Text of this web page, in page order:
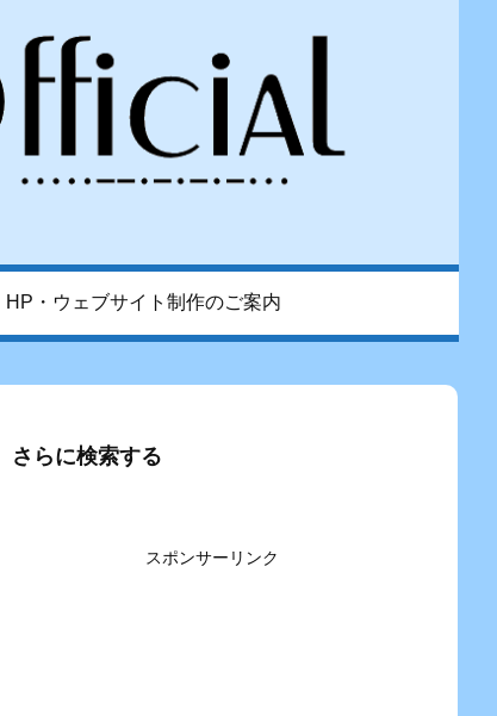
HP・ウェブサイト制作のご案内
さらに検索する
スポンサーリンク